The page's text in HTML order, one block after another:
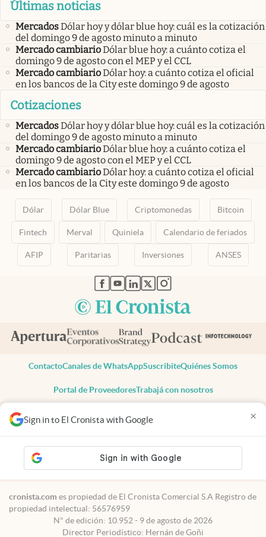
Sign in to El Cronista with Google ×
Últimas noticias
MercadosDólar hoy y dólar blue hoy: cuál es la cotización
del domingo 9 de agosto minuto a minuto
Mercado cambiarioDólar blue hoy: a cuánto cotiza el
domingo 9 de agosto con el MEP y el CCL
Mercado cambiarioDólar hoy: a cuánto cotiza el oficial
en los bancos de la City este domingo 9 de agosto
Cotizaciones
MercadosDólar hoy y dólar blue hoy: cuál es la cotización
del domingo 9 de agosto minuto a minuto
Mercado cambiarioDólar blue hoy: a cuánto cotiza el
domingo 9 de agosto con el MEP y el CCL
Mercado cambiarioDólar hoy: a cuánto cotiza el oficial
en los bancos de la City este domingo 9 de agosto
Dólar Dólar Blue Criptomonedas Bitcoin
Fintech Merval Quiniela Calendario de feriados
AFIP Paritarias Inversiones ANSES
abre en nueva pestaña
abre en nueva pestaña
abre en nueva pestaña
abre en nueva pestaña
abre en nueva pestaña
ContactoCanales de WhatsAppSuscribiteQuiénes Somos
Portal de ProveedoresTrabajá con nosotros
Todos los derechos reservados
Privacidad
Consentimiento
Tel:+54 11 7078-3270
cronista.com es propiedad de El Cronista Comercial S.A Registro de
propiedad intelectual: 56576959
N° de edición: 10.952 - 9 de agosto de 2026
Director Periodístico: Hernán de Goñi